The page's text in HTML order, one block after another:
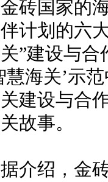
砖国家的
计划的六
”建设与合
慧海关’示
建设与合
故事。
绍，金砖